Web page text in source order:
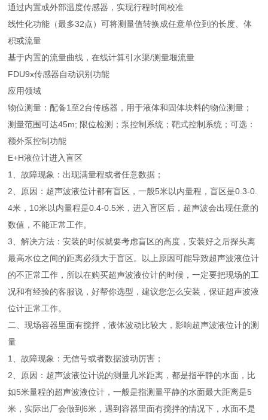
通过内置或外部温度传感器，实现行程时间校准
线性化功能（最多32点）可将测量值转换成任意单位到的长度、体
积或流量
基于内置的流量曲线，在线计算引水渠/测量堰流量
FDU9x传感器自动识别功能
应用领域
物位测量：配备1至2台传感器，用于液体和固体块料的物位测量；
测量范围可达45m; 限位检测；泵控制系统；靶式控制系统；可选：
额外泵控制功能
E+H液位计进入盲区
1、故障现象：出现满量程或者任意数据；
2、原因：超声波液位计都有盲区，一般5米以内量程，盲区是0.3-0.
4米，10米以内量程是0.4-0.5米，进入盲区后，超声波会出现任意的
数值，不能正常工作。
3、解决方法：安装的时候就要考虑盲区的高度，安装好之后探头离
最高水位之间的距离必须大于盲区。以上原因可能导致超声波液位计
的不正常工作，所以在购买超声波液位计的时候，一定要把现场的工
况和有经验的客服说，好帮你选型，建议您怎么安装，保证超声波液
位计正常工作。
二、现场容器里面有搅拌，液体波动比较大，影响超声波液位计的测
量
1、故障现象：无信号或者数据波动厉害；
2、原因：超声波液位计说的测量几米距离，都是指平静的水面，比
如5米量程的超声波液位计，一般是指测量平静的水面最大距离是5
米，实际出厂会做到6米，遇到容器里面有搅拌的情况下，水面不是